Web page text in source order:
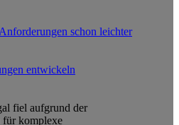
schon leichter
entwickeln
fiel aufgrund der
für komplexe